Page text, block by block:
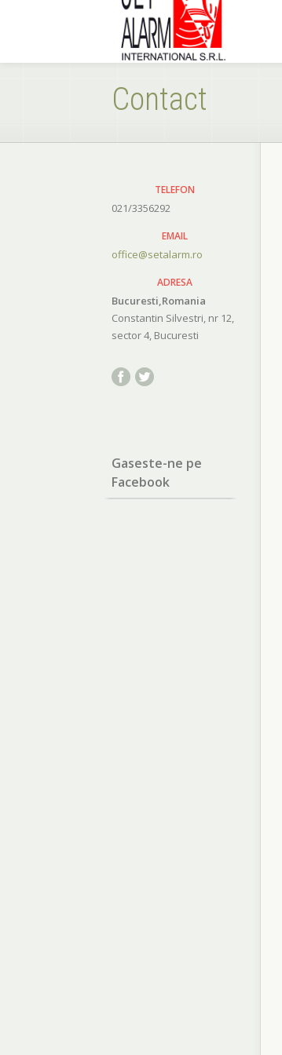
Contact
TELEFON
021/3356292
EMAIL
office@setalarm.ro
ADRESA
Bucuresti,Romania
Constantin Silvestri, nr 12,
sector 4, Bucuresti
Gaseste-ne pe
Facebook